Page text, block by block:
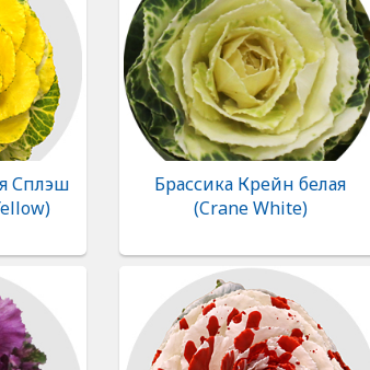
Сплэш
Брассика Крейн белая
(Crane White)